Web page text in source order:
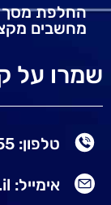
החלפת מסך
מחשבים
שמרו על
טלפון: 052-2782955
אימייל: ronphone@zahav.net.il